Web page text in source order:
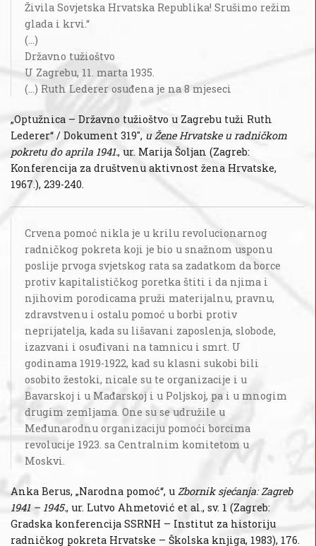
Živila Sovjetska Hrvatska Republika! Srušimo režim
glada i krvi.“
(...)
Državno tužioštvo
U Zagrebu, 11. marta 1935.
(...) Ruth Lederer osuđena je na 8 mjeseci
„Optužnica – Državno tužioštvo u Zagrebu tuži Ruth
Lederer“ / Dokument 319", u Žene Hrvatske u radničkom
pokretu do aprila 1941., ur. Marija Šoljan (Zagreb:
Konferencija za društvenu aktivnost žena Hrvatske,
1967.), 239-240.
Crvena pomoć nikla je u krilu revolucionarnog
radničkog pokreta koji je bio u snažnom usponu
poslije prvoga svjetskog rata sa zadatkom da borce
protiv kapitalističkog poretka štiti i da njima i
njihovim porodicama pruži materijalnu, pravnu,
zdravstvenu i ostalu pomoć u borbi protiv
neprijatelja, kada su lišavani zaposlenja, slobode,
izazvani i osuđivani na tamnicu i smrt. U
godinama 1919-1922, kad su klasni sukobi bili
osobito žestoki, nicale su te organizacije i u
Bavarskoj i u Mađarskoj i u Poljskoj, pa i u mnogim
drugim zemljama. One su se udružile u
Međunarodnu organizaciju pomoći borcima
revolucije 1923. sa Centralnim komitetom u
Moskvi.
Anka Berus, „Narodna pomoć“, u Zbornik sjećanja: Zagreb
1941 – 1945., ur. Lutvo Ahmetović et al., sv. 1 (Zagreb:
Gradska konferencija SSRNH – Institut za historiju
radničkog pokreta Hrvatske – Školska knjiga, 1983), 176.